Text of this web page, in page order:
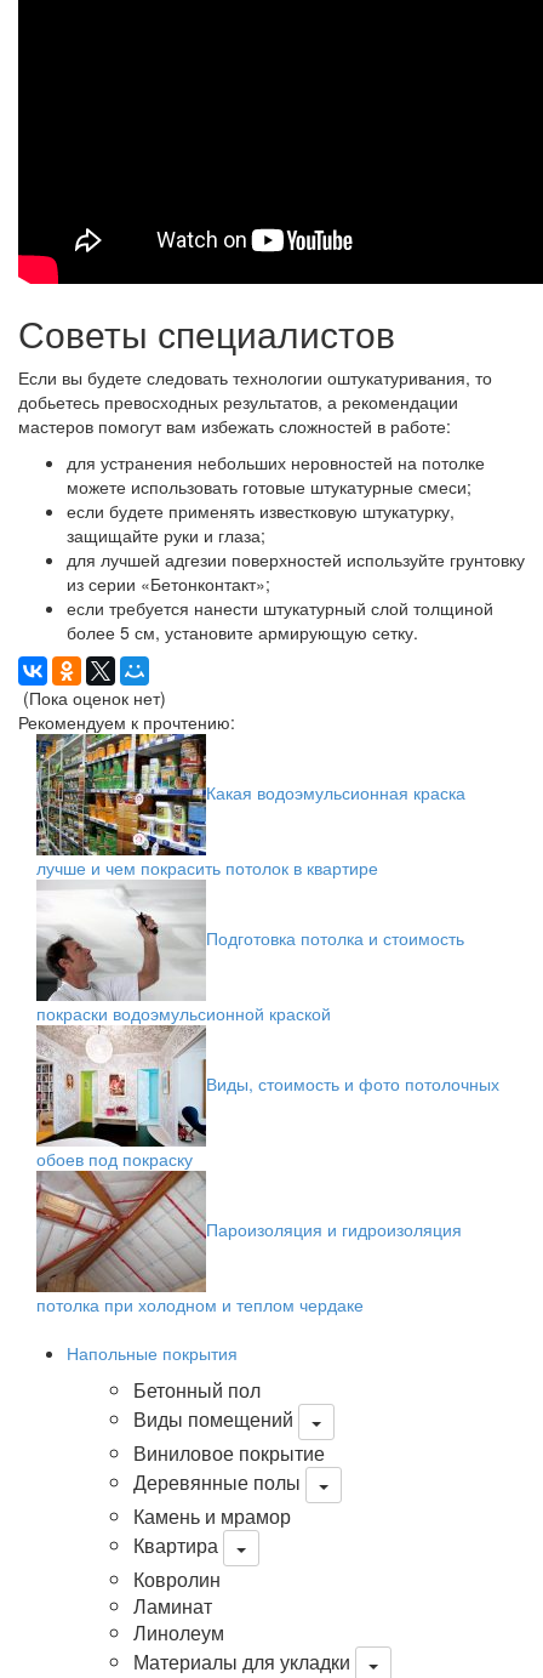
Советы специалистов
Если вы будете следовать технологии оштукатуривания, то
добьетесь превосходных результатов, а рекомендации
мастеров помогут вам избежать сложностей в работе:
для устранения небольших неровностей на потолке
можете использовать готовые штукатурные смеси;
если будете применять известковую штукатурку,
защищайте руки и глаза;
для лучшей адгезии поверхностей используйте грунтовку
из серии «Бетонконтакт»;
если требуется нанести штукатурный слой толщиной
более 5 см, установите армирующую сетку.
(Пока оценок нет)
Рекомендуем к прочтению:
Какая водоэмульсионная краска
лучше и чем покрасить потолок в квартире
Подготовка потолка и стоимость
покраски водоэмульсионной краской
Виды, стоимость и фото потолочных
обоев под покраску
Пароизоляция и гидроизоляция
потолка при холодном и теплом чердаке
Напольные покрытия
Бетонный пол
Виды помещений
Виниловое покрытие
Деревянные полы
Камень и мрамор
Квартира
Ковролин
Ламинат
Линолеум
Материалы для укладки